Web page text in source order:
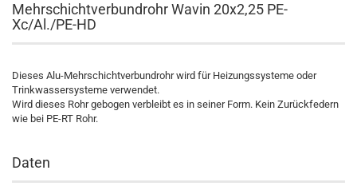
Mehrschichtverbundrohr Wavin 20x2,25 PE-
Xc/Al./PE-HD
Dieses Alu-Mehrschichtverbundrohr wird für Heizungssysteme oder
Trinkwassersysteme verwendet.
Wird dieses Rohr gebogen verbleibt es in seiner Form. Kein Zurückfedern
wie bei PE-RT Rohr.
Daten